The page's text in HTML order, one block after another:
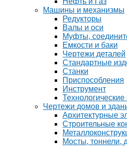
Машины и механизмы
Редукторы
Валы и оси
Муфты,
Емкости и баки
Чертежи деталей
Стандартные
Станки
Приспособления
Инструмент
Чертежи домов и
Архитектурные
Строительные
Мосты, тоннели,